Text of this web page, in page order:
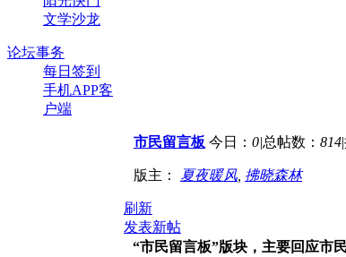
文学沙龙
论坛事务
每日签到
手机APP客
户端
市民留言板 今日： 0|总帖数： 814|
版主： 夏夜暖风 拂晓森林
刷新
发表新帖
“市民留言板”版块，主要回应市